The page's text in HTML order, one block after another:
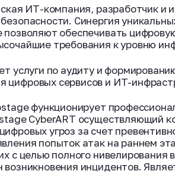
ИТ-компания, разработчик и
Синергия
обеспечивать
требования к уровню
услуги по аудиту и
цифровых сервисов и ИТ-
функционирует
СyberART осуществляющий
угроз за счет
попыток атак на раннем
с целью полного
возникновения инцидентов.